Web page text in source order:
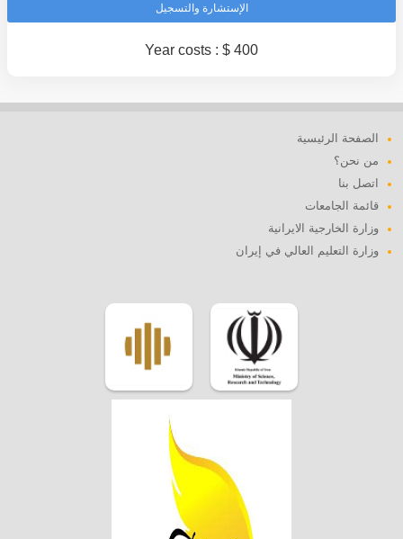
الإستشارة والتسجيل
Year costs : $ 400
الصفحة الرئيسية
من نحن؟
اتصل بنا
قائمة الجامعات
وزارة الخارجية الايرانية
وزارة التعليم العالي في إيران